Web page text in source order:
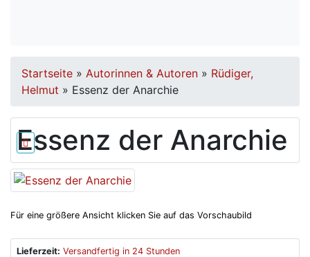
Startseite » Autorinnen & Autoren » Rüdiger,
Helmut » Essenz der Anarchie
Essenz der Anarchie
Für eine größere Ansicht klicken Sie auf das Vorschaubild
Lieferzeit: Versandfertig in 24 Stunden